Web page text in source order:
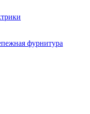
фурнитура